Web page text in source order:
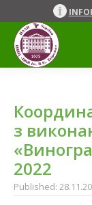
з
2022
Published: